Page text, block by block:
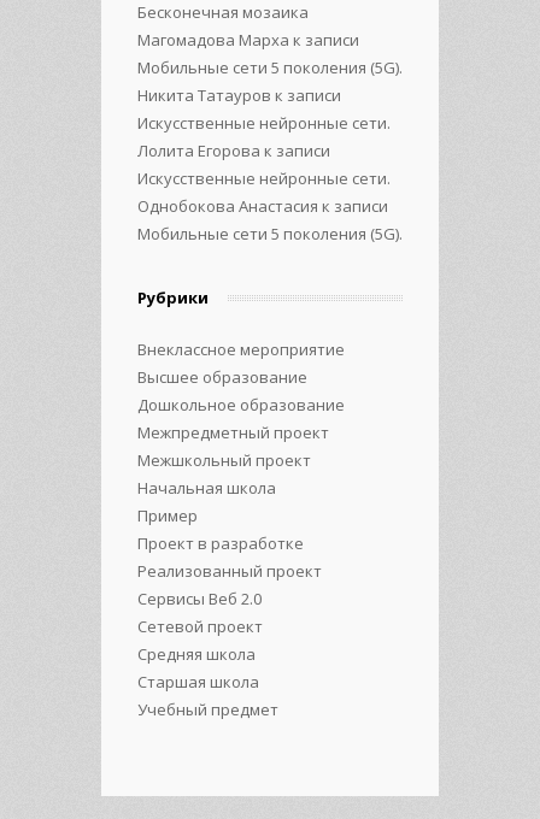
Бесконечная мозаика
Магомадова Марха к записи
Мобильные сети 5 поколения (5G).
Никита Татауров к записи
Искусственные нейронные сети.
Лолита Егорова к записи
Искусственные нейронные сети.
Однобокова Анастасия к записи
Мобильные сети 5 поколения (5G).
Рубрики
Внеклассное мероприятие
Высшее образование
Дошкольное образование
Межпредметный проект
Межшкольный проект
Начальная школа
Пример
Проект в разработке
Реализованный проект
Сервисы Веб 2.0
Сетевой проект
Средняя школа
Старшая школа
Учебный предмет